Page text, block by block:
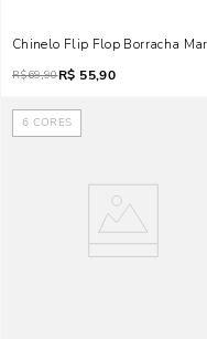
Chinelo Flip Flop Borracha
R$69,90R$ 55,90
6 CORES